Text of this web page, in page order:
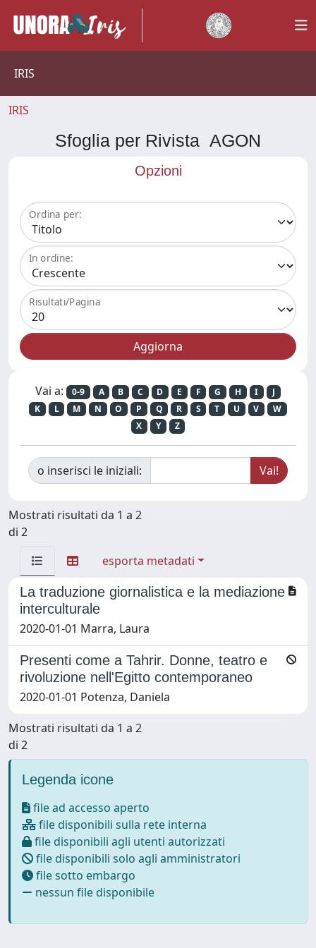
IRIS
IRIS
Sfoglia per Rivista AGON
Opzioni
Ordina per:
In ordine:
Risultati/Pagina
Vai a: 0-9 A B C D E F G H I
J
K
L M N O P Q R S T U V
W
X
Y Z
o inserisci le iniziali:
Mostrati risultati da 1 a 2
di 2
esporta metadati
La traduzione giornalistica e la mediazione
interculturale
2020-01-01 Marra, Laura
Presenti come a Tahrir. Donne, teatro e
rivoluzione nell'Egitto contemporaneo
2020-01-01 Potenza, Daniela
Mostrati risultati da 1 a 2
di 2
Legenda icone
file ad accesso aperto
file disponibili sulla rete interna
file disponibili agli utenti autorizzati
file disponibili solo agli amministratori
file sotto embargo
nessun file disponibile